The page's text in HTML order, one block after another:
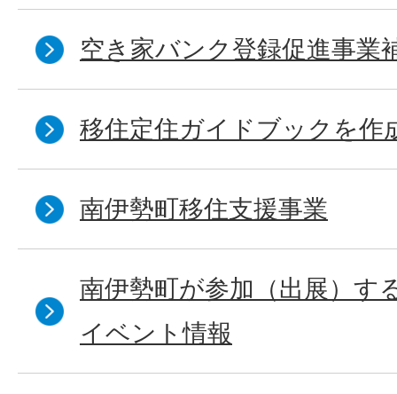
空き家バンク登録促進事業
移住定住ガイドブックを作
南伊勢町移住支援事業
南伊勢町が参加（出展）す
イベント情報